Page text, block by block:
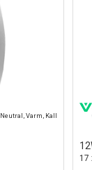
Neutral, Varm, Kall
17